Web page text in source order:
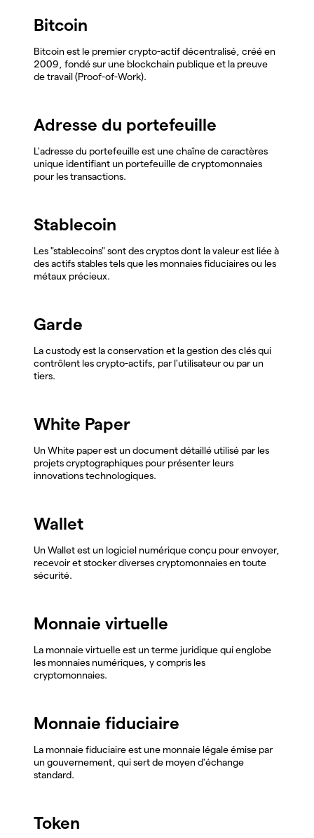
Bitcoin
Bitcoin est le premier crypto-actif décentralisé, créé en
2009, fondé sur une blockchain publique et la preuve
de travail (Proof-of-Work).
Adresse du portefeuille
L'adresse du portefeuille est une chaîne de caractères
unique identifiant un portefeuille de cryptomonnaies
pour les transactions.
Stablecoin
Les "stablecoins" sont des cryptos dont la valeur est liée à
des actifs stables tels que les monnaies fiduciaires ou les
métaux précieux.
Garde
La custody est la conservation et la gestion des clés qui
contrôlent les crypto-actifs, par l'utilisateur ou par un
tiers.
White Paper
Un White paper est un document détaillé utilisé par les
projets cryptographiques pour présenter leurs
innovations technologiques.
Wallet
Un Wallet est un logiciel numérique conçu pour envoyer,
recevoir et stocker diverses cryptomonnaies en toute
sécurité.
Monnaie virtuelle
La monnaie virtuelle est un terme juridique qui englobe
les monnaies numériques, y compris les
cryptomonnaies.
Monnaie fiduciaire
La monnaie fiduciaire est une monnaie légale émise par
un gouvernement, qui sert de moyen d'échange
standard.
Token